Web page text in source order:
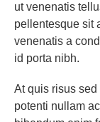
ut venenatis
pellentesque sit
venenatis a
id porta nibh.
At quis risus
potenti nullam